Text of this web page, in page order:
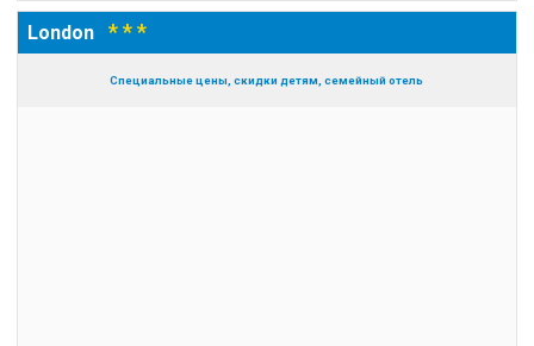
London* * *
Специальные цены, скидки детям, семейный отель